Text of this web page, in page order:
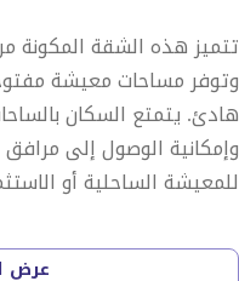
تتميز هذه الشقة المكونة
وتوفر مساحات معيشة
هادئ. يتمتع السكان
وإمكانية الوصول إلى
للمعيشة الساحلية أو
المميزات الرئيسية:
عرض